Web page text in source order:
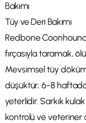
Bakımı
Tüy ve Deri Bakımı
Redbone
fırçasıyla taramak,
Mevsimsel tüy
düşüktür; 6-8
yeterlidir. Sarkık
kontrolü ve veteriner